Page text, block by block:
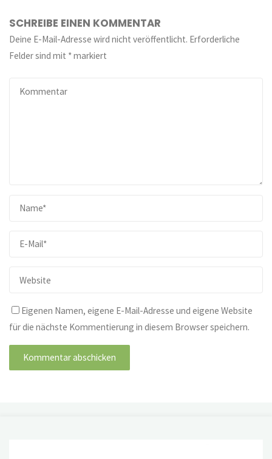
SCHREIBE EINEN KOMMENTAR
Deine E-Mail-Adresse wird nicht veröffentlicht. Erforderliche
Felder sind mit *markiert
Eigenen Namen, eigene E-Mail-Adresse und eigene Website
für die nächste Kommentierung in diesem Browser speichern.